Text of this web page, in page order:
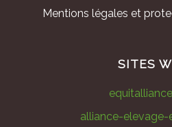
Mentions légales et
SITES
alliance-